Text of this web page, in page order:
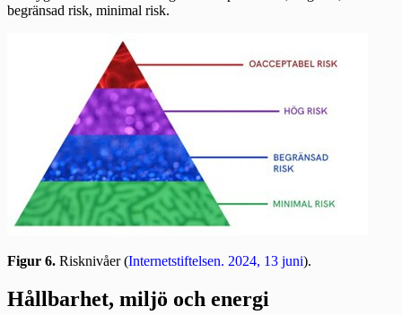
begränsad risk, minimal risk.
Figur 6. Risknivåer (Internetstiftelsen. 2024, 13 juni).
Hållbarhet, miljö och energi